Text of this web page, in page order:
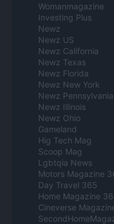
Womanmagazine
Investing Plus
Newz
Newz US
Newz California
Newz Texas
Newz Florida
Newz New York
Newz Pennsylvania
Newz Illinois
Newz Ohio
Gameland
Hig Tech Mag
Scoop Mag
Lgbtqia News
Motors Magazine
Day Travel 365
Home Magazine
Cineverse